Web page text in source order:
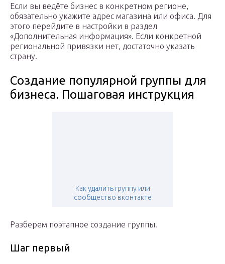
Если вы ведёте бизнес в конкретном регионе,
обязательно укажите адрес магазина или офиса. Для
этого перейдите в настройки в раздел
«Дополнительная информация». Если конкретной
региональной привязки нет, достаточно указать
страну.
Создание популярной группы для
бизнеса. Пошаговая инструкция
Как удалить группу или
сообщество вконтакте
Разберем поэтапное создание группы.
Шаг первый